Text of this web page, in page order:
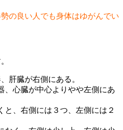
の良い人でも身体はゆがんでい
肝臓が右側にある。
、心臓が中心よりやや左側にあ
と、右側には３つ、左側には２